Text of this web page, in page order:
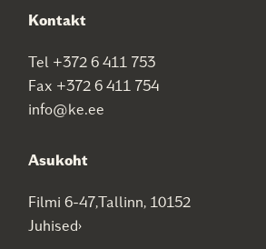
Kontakt
Tel +372 6 411 753
Fax +372 6 411 754
info@ke.ee
Asukoht
Filmi 6-47,Tallinn, 10152
Juhised›